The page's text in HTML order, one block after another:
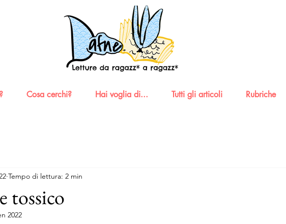
Cosa cerchi? Hai voglia di... Tutti gli articoli Rubriche
tossico
Tempo di lettura: 2 min
2022